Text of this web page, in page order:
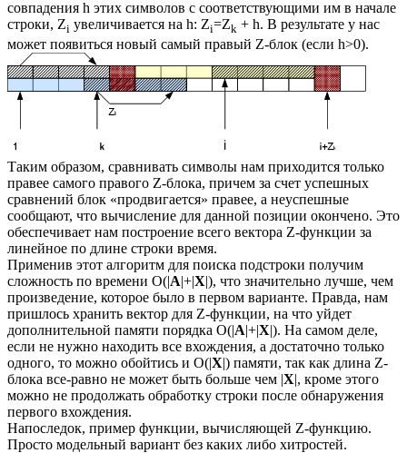
совпадения h этих символов с соответствующими им в начале
строки, Zi увеличивается на h: Zi=Zk + h. В результате у нас
может появиться новый самый правый Z-блок (если h>0).
Таким образом, сравнивать символы нам приходится только
правее самого правого Z-блока, причем за счет успешных
сравнений блок «продвигается» правее, а неуспешные
сообщают, что вычисление для данной позиции окончено. Это
обеспечивает нам построение всего вектора Z-функции за
линейное по длине строки время.
Применив этот алгоритм для поиска подстроки получим
сложность по времени O(|A|+|X|), что значительно лучше, чем
произведение, которое было в первом варианте. Правда, нам
пришлось хранить вектор для Z-функции, на что уйдет
дополнительной памяти порядка O(|A|+|X|). На самом деле,
если не нужно находить все вхождения, а достаточно только
одного, то можно обойтись и O(|X|) памяти, так как длина Z-
блока все-равно не может быть больше чем |X|, кроме этого
можно не продолжать обработку строки после обнаружения
первого вхождения.
Напоследок, пример функции, вычисляющей Z-функцию.
Просто модельный вариант без каких либо хитростей.